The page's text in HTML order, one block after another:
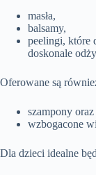
masła,
balsamy,
peelingi, które
doskonale
Oferowane są
szampony
wzbogacone
Dla dzieci idealne